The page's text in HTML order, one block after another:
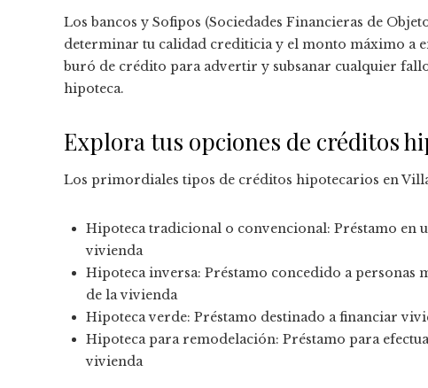
Los bancos y Sofipos (Sociedades Financieras de
determinar tu calidad crediticia y el monto máximo a
buró de crédito para advertir y subsanar cualquier
hipoteca.
Explora tus opciones de créditos
Los primordiales tipos de créditos hipotecarios en
Hipoteca tradicional o convencional: Préstamo en
vivienda
Hipoteca inversa: Préstamo concedido a personas
de la vivienda
Hipoteca verde: Préstamo destinado a financiar
Hipoteca para remodelación: Préstamo para
vivienda